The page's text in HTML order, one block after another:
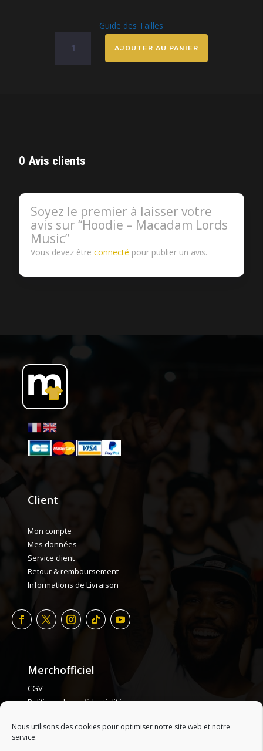
Nous utilisons des cookies pour optimiser notre site web et notre
service.
Guide des Tailles
Hoodie
AJOUTER AU PANIER
0 Avis clients
Soyez le premier à laisser votre
avis sur “Hoodie – Macadam Lords
Music”
Vous devez êtreconnecté pour publier un avis.
Client
Mon compte
Mes données
Service client
Retour & remboursement
Informations de Livraison
Merchofficiel
CGV
Politique de confidentialité
Plan de site